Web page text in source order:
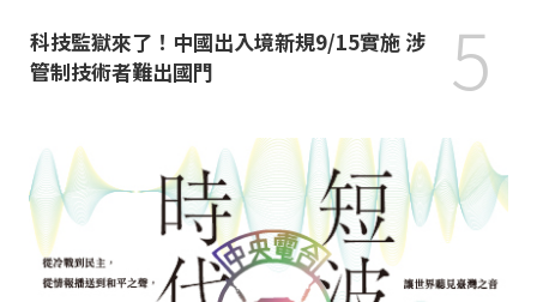
科技監獄來了！中國出入境新規9/15實施 涉
管制技術者難出國門
5